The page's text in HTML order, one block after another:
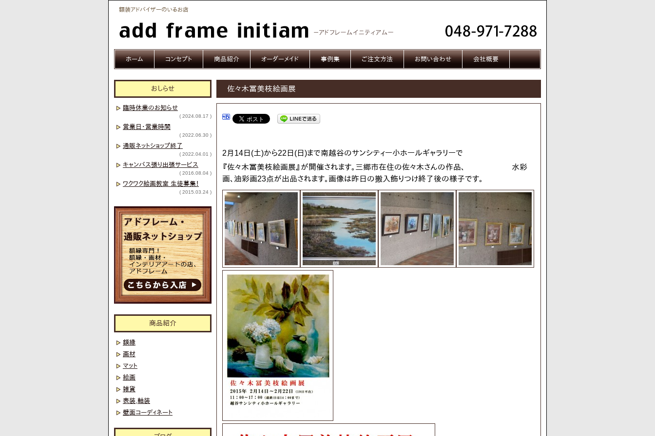
額装アドバイザーのいるお店
ホーム コンセプト 商品紹介 オーダーメイド 事例集 ご注文方法 お問い合わせ 会社概要
佐々木冨美枝絵画展
2月14日(土)から22日(日)まで南越谷のサンシティー小ホールギャラリーで
『佐々木冨美枝絵画展』が開催されます。三郷市在住の佐々木さんの作品、
水彩
画、油彩画23点が出品されます。画像は昨日の搬入飾りつけ終了後の様子です。
おしらせ
臨時休業のお知らせ
( 2024.08.17 )
営業日・営業時間
( 2022.06.30 )
通販ネットショップ終了
( 2022.04.01 )
キャンバス張り出張サービス
( 2016.08.04 )
ワクワク絵画教室 生徒募集！
( 2015.03.24 )
商品紹介
額縁
画材
マット
絵画
雑貨
表装,軸装
壁面コーディネート